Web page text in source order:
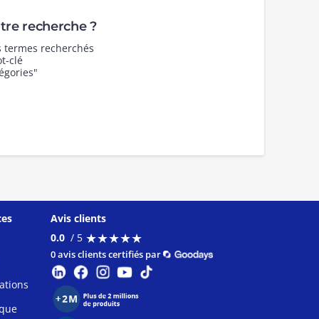
recherche ?
recherchés
clé
Avis clients
0.0 / 5 ★★★★★
★★★★★
0 avis clients certifiés par